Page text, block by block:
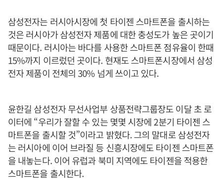
삼성전자는 러시아시장에 첫 타이젠 스마트폰을 출시하는
것은 러시아가 삼성전자 제품에 대한 충성도가 높은 곳이기
때문이다. 러시아는 바다를 사용한 스마트폰 점유율이 한때
15%까지 이르렀던 곳이다. 현재도 스마트폰시장에서 삼성
전자 제품이 전체의 30% 넘게 쓰이고 있다.
윤한길 삼성전자 무선사업부 상품전략그룹장도 이달 초 로
이터에 “우리가 잘할 수 있는 몇몇 시장에 2분기 타이젠 스
마트폰을 출시할 것”이라고 밝혔다. 그의 말대로 삼성전자
는 러시아에 이어 브라질 등 신흥시장에도 타이젠 스마트폰
을 내놓는다. 이어 유럽과 북미 지역에도 타이젠을 적용한
스마트폰을 출시한다.